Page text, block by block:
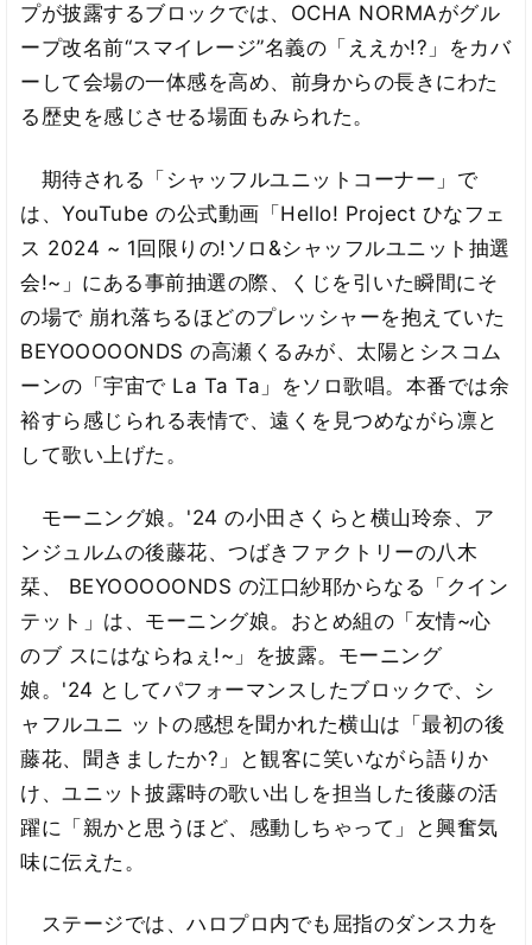
プが披露するブロックでは、OCHA NORMAがグル
ープ改名前“スマイレージ”名義の「ええか!?」をカバ
ーして会場の一体感を高め、前身からの長きにわた
る歴史を感じさせる場面もみられた。
期待される「シャッフルユニットコーナー」で
は、YouTube の公式動画「Hello! Project ひなフェ
ス 2024 ~ 1回限りの!ソロ&シャッフルユニット抽選
会!~」にある事前抽選の際、くじを引いた瞬間にそ
の場で 崩れ落ちるほどのプレッシャーを抱えていた
BEYOOOOONDS の高瀬くるみが、太陽とシスコム
ーンの「宇宙で La Ta Ta」をソロ歌唱。本番では余
裕すら感じられる表情で、遠くを見つめながら凛と
して歌い上げた。
モーニング娘。'24 の小田さくらと横山玲奈、ア
ンジュルムの後藤花、つばきファクトリーの八木
栞、 BEYOOOOONDS の江口紗耶からなる「クイン
テット」は、モーニング娘。おとめ組の「友情~心
のブ スにはならねぇ!~」を披露。モーニング
娘。'24 としてパフォーマンスしたブロックで、シ
ャフルユニ ットの感想を聞かれた横山は「最初の後
藤花、聞きましたか?」と観客に笑いながら語りか
け、ユニット披露時の歌い出しを担当した後藤の活
躍に「親かと思うほど、感動しちゃって」と興奮気
味に伝えた。
ステージでは、ハロプロ内でも屈指のダンス力を